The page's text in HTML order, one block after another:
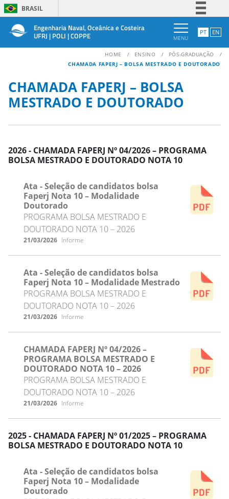
PT EN
MENU
BRASIL
Simplifique!
Comunica BR
Participe
Legislação
Canais
Engenharia Naval, Oceânica e Costeira
UFRJ | POLI | COPPE
HOME ENSINO
PÓS-GRADUAÇÃO
CHAMADA FAPERJ – BOLSA MESTRADO E DOUTORADO
CHAMADA FAPERJ – BOLSA
MESTRADO E DOUTORADO
2026 - CHAMADA FAPERJ Nº 04/2026 – PROGRAMA
BOLSA MESTRADO E DOUTORADO NOTA 10
Ata - Seleção de candidatos bolsa
Faperj Nota 10 – Modalidade
Doutorado
PROGRAMA BOLSA MESTRADO E
DOUTORADO NOTA 10 – 2026
21/03/2026 Informe
Ata - Seleção de candidatos bolsa
Faperj Nota 10 – Modalidade Mestrado
PROGRAMA BOLSA MESTRADO E
DOUTORADO NOTA 10 – 2026
21/03/2026 Informe
CHAMADA FAPERJ Nº 04/2026 –
PROGRAMA BOLSA MESTRADO E
DOUTORADO NOTA 10 – 2026
PROGRAMA BOLSA MESTRADO E
DOUTORADO NOTA 10 – 2026
21/03/2026 Informe
2025 - CHAMADA FAPERJ Nº 01/2025 – PROGRAMA
BOLSA MESTRADO E DOUTORADO NOTA 10
Ata - Seleção de candidatos bolsa
Faperj Nota 10 – Modalidade
Doutorado